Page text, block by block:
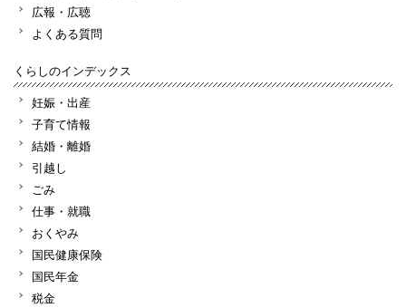
広報・広聴
よくある質問
くらしのインデックス
妊娠・出産
子育て情報
結婚・離婚
引越し
ごみ
仕事・就職
おくやみ
国民健康保険
国民年金
税金